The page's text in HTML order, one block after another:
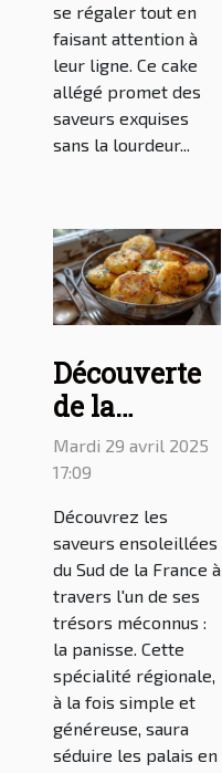
se régaler tout en
faisant attention à
leur ligne. Ce cake
allégé promet des
saveurs exquises
sans la lourdeur...
Découverte
de la
panisse,
spécialité
culinaire du
Sud de la
France
Mardi 29 avril 2025
17:09
Découvrez les
saveurs ensoleillées
du Sud de la France à
travers l'un de ses
trésors méconnus :
la panisse. Cette
spécialité régionale,
à la fois simple et
généreuse, saura
séduire les palais en